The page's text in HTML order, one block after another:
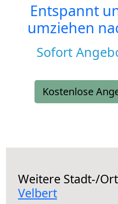
Entspannt
umziehen
Sofort
Kostenlose
Weitere Stadt-/
Velbert